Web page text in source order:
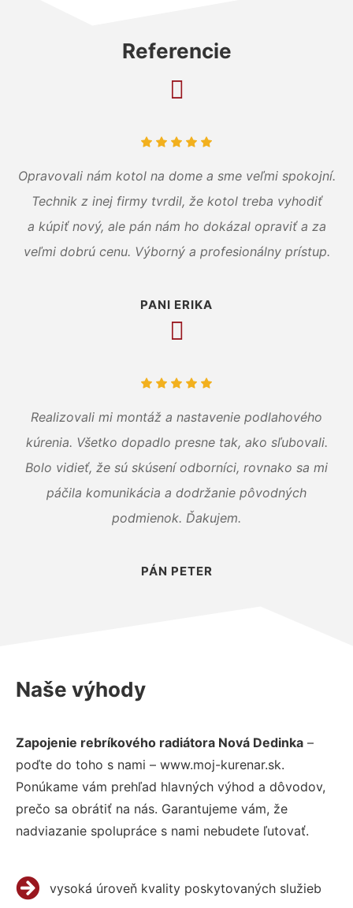
Referencie
Opravovali nám kotol na dome a sme veľmi spokojní.
Technik z inej firmy tvrdil, že kotol treba vyhodiť
a kúpiť nový, ale pán nám ho dokázal opraviť a za
veľmi dobrú cenu. Výborný a profesionálny prístup.
PANI ERIKA
Realizovali mi montáž a nastavenie podlahového
kúrenia. Všetko dopadlo presne tak, ako sľubovali.
Bolo vidieť, že sú skúsení odborníci, rovnako sa mi
páčila komunikácia a dodržanie pôvodných
podmienok. Ďakujem.
PÁN PETER
Naše výhody
Zapojenie rebríkového radiátora Nová Dedinka –
poďte do toho s nami – www.moj-kurenar.sk.
Ponúkame vám prehľad hlavných výhod a dôvodov,
prečo sa obrátiť na nás. Garantujeme vám, že
nadviazanie spolupráce s nami nebudete ľutovať.
vysoká úroveň kvality poskytovaných služieb